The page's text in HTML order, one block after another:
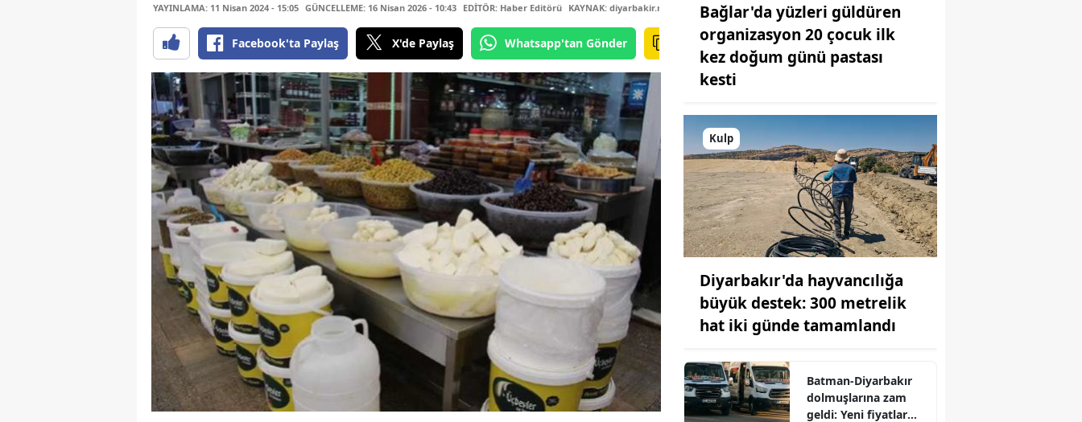
YAYINLAMA: 11 Nisan 2024 - 15:05 GÜNCELLEME: 16 Nisan 2026 - 10:43 EDİTÖR: Haber Editörü KAYNAK: diyarbakir.net MUHABİR: Neval Akyüz
Facebook'ta Paylaş X'de Paylaş Whatsapp'tan Gönder
Bağlar'da yüzleri güldüren
organizasyon 20 çocuk ilk
kez doğum günü pastası
kesti
Kulp
Diyarbakır'da hayvancılığa
büyük destek: 300 metrelik
hat iki günde tamamlandı
Batman-Diyarbakır
dolmuşlarına zam
geldi: Yeni fiyatlar